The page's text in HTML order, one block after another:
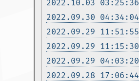
2022.10.03 03:25:36
2022.09.30 04:34:04
2022.09.29 11:51:55
2022.09.29 11:15:30
2022.09.29 04:03:20
2022.09.28 17:06:44